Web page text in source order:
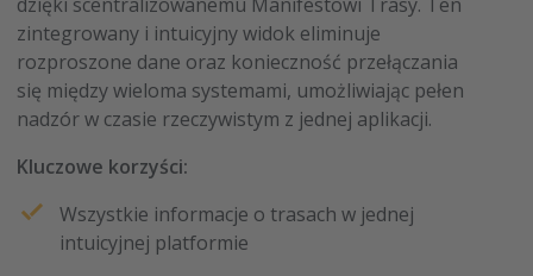
zintegrowany i intuicyjny widok eliminuje
rozproszone dane oraz konieczność przełączania
się między wieloma systemami, umożliwiając pełen
nadzór w czasie rzeczywistym z jednej aplikacji.
Kluczowe korzyści:
Wszystkie informacje o trasach w jednej
intuicyjnej platformie